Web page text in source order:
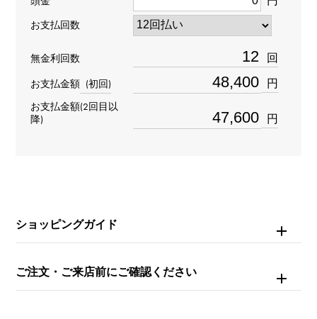
ダイヤモンド 約1.500ct
重量
約5.7g
モチーフサイズ
内周
約16.5cm
お支払回数
無金利回数 回
お支払金額 (初回) 円
お支払金額(2回目以
降)
円
ショッピングガイド
ご注文・ご来店前にご確認ください